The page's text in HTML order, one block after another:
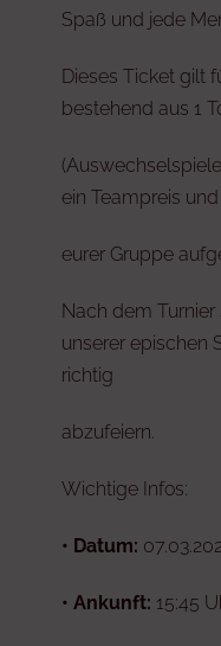
Spaß und jede
Dieses Ticket gilt
bestehend aus 1
ein Teampreis
eurer Gruppe
Nach dem
unserer epischen
richtig
abzufeiern.
Wichtige Infos:
• Datum:
• Ankunft: 15:45